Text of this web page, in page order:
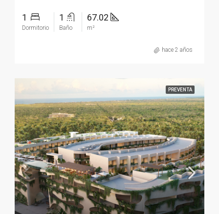
1
Dormitorio
1
Baño
67.02
m²
hace 2 años
PREVENTA